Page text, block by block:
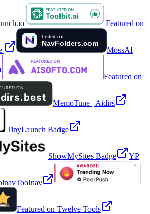
Featured on
MossAI
Featured on
MemoTune | Aidirs
TinyLaunch Badge
ShowMySites Badge YP
Toolnav
Featured on Twelve Tools